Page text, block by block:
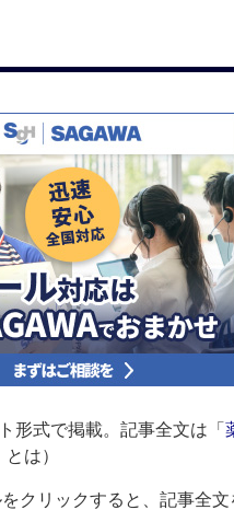
形式で掲載。記事全文は「
は）
クリックすると、記事全文